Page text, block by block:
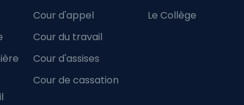
Cour d'appel
Cour du travail
Cour d'assises
Cour de cassation
Le Collège